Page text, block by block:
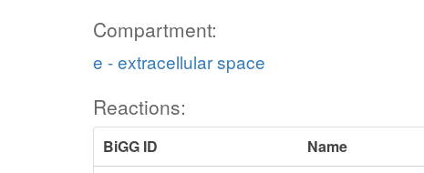
Compartment:
e - extracellular space
Reactions:
BiGG ID
Name